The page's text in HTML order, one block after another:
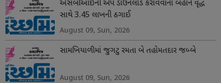
એસબીઆઈની એપ ડાઉનલોડ કરાવવાનાં બહાને વૃદ્ધ
સાથે 3.45 લાખની ઠગાઈ
August 09, Sun, 2026
સામખિયાળીમાં જુગટુ રમતા બે તહોમતદાર જબ્બે
August 09, Sun, 2026